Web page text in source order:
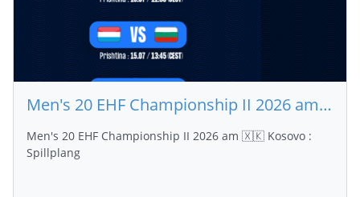
Men's 20 EHF Championship II 2026 am 🇽🇰 Kosovo : Spillplang
Men's 20 EHF Championship II 2026 am 🇽🇰 Kosovo :
Spillplang